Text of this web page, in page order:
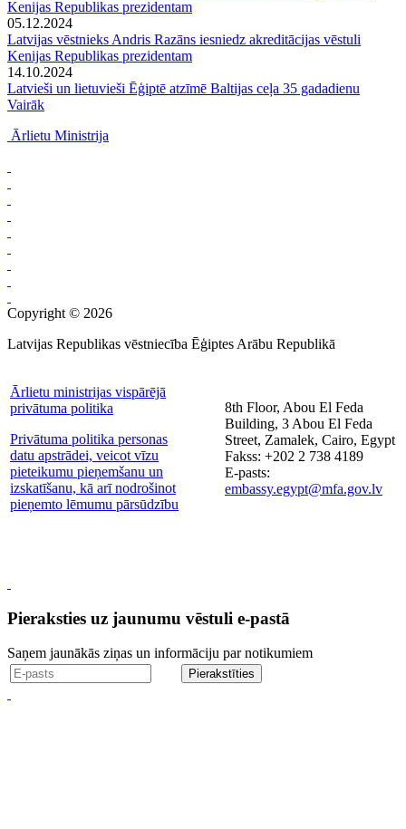
05.12.2024
Latvijas vēstnieks Andris Razāns iesniedz akreditācijas vēstuli
Kenijas Republikas prezidentam
14.10.2024
Latvieši un lietuvieši Ēģiptē atzīmē Baltijas ceļa 35 gadadienu
Vairāk
Ārlietu Ministrija
Copyright © 2026
Latvijas Republikas vēstniecība Ēģiptes Arābu Republikā
Ārlietu ministrijas vispārējā
privātuma politika
Privātuma politika personas
datu apstrādei, veicot vīzu
pieteikumu pieņemšanu un
izskatīšanu, kā arī nodrošinot
pieņemto lēmumu pārsūdzību
8th Floor, Abou El Feda
Building, 3 Abou El Feda
Street, Zamalek, Cairo, Egypt
Fakss: +202 2 738 4189
E-pasts:
embassy.egypt@mfa.gov.lv
Pieraksties uz jaunumu vēstuli e-pastā
Saņem jaunākās ziņas un informāciju par notikumiem